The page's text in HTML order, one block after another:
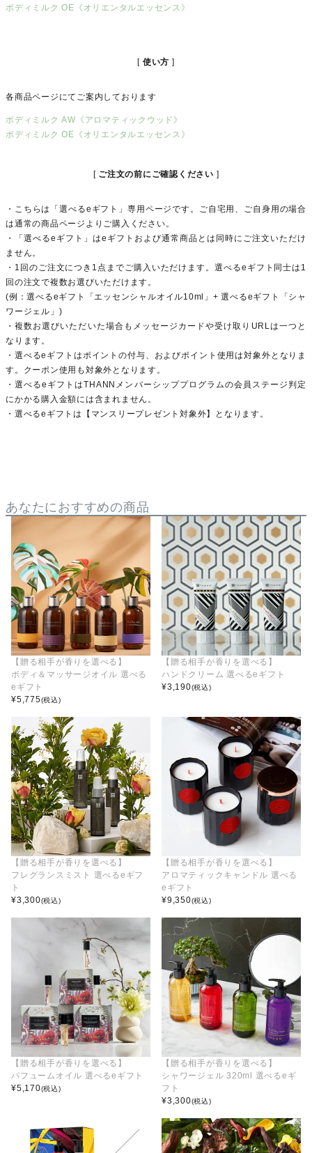
ボディミルク OE《オリエンタルエッセンス》
使い方
各商品ページにてご案内しております
ボディミルク AW《アロマティックウッド》
ボディミルク OE《オリエンタルエッセンス》
ご注文の前にご確認ください
・こちらは「選べるeギフト」専用ページです。ご自宅用、ご自身用の場合
は通常の商品ページよりご購入ください。
・「選べるeギフト」はeギフトおよび通常商品とは同時にご注文いただけ
ません。
・1回のご注文につき1点までご購入いただけます。選べるeギフト同士は1
回の注文で複数お選びいただけます。
(例：選べるeギフト「エッセンシャルオイル10ml」+ 選べるeギフト「シャ
ワージェル」)
・複数お選びいただいた場合もメッセージカードや受け取りURLは一つと
なります。
・選べるeギフトはポイントの付与、およびポイント使用は対象外となりま
す。クーポン使用も対象外となります。
・選べるeギフトはTHANNメンバーシッププログラムの会員ステージ判定
にかかる購入金額には含まれません。
・選べるeギフトは【マンスリープレゼント対象外】となります。
あなたにおすすめの商品
【贈る相手が香りを選べる】
ボディ＆マッサージオイル 選べる
eギフト
¥5,775(税込)
【贈る相手が香りを選べる】
ハンドクリーム 選べるeギフト
¥3,190(税込)
【贈る相手が香りを選べる】
フレグランスミスト 選べるeギフ
ト
¥3,300(税込)
【贈る相手が香りを選べる】
アロマティックキャンドル 選べる
eギフト
¥9,350(税込)
【贈る相手が香りを選べる】
パフュームオイル 選べるeギフト
¥5,170(税込)
【贈る相手が香りを選べる】
シャワージェル 320ml 選べるeギ
フト
¥3,300(税込)